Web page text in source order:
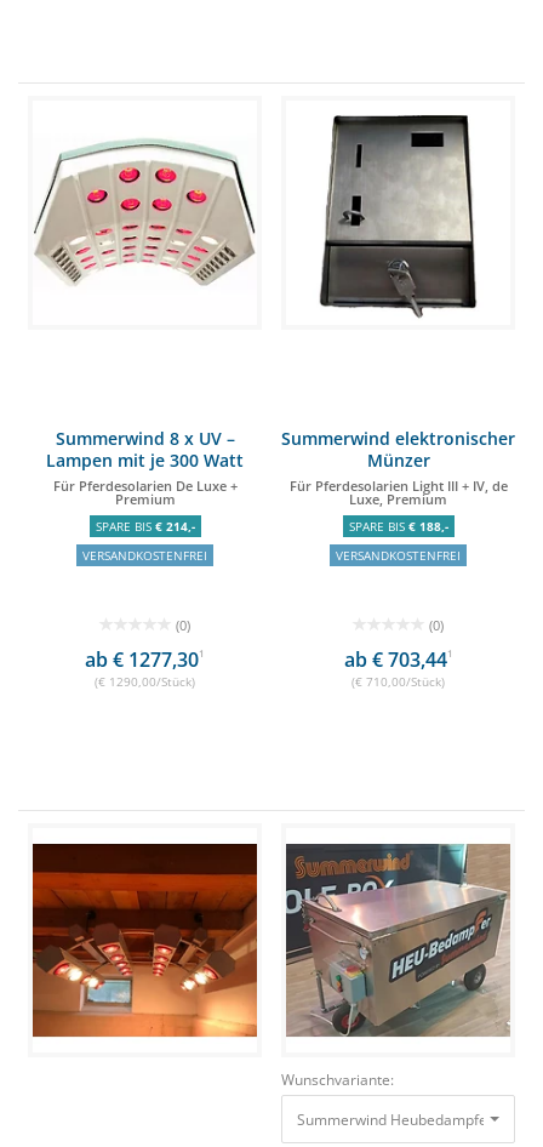
Summerwind 8 x UV –
Lampen mit je 300 Watt
Für Pferdesolarien De Luxe +
Premium
SPARE BIS € 214,-
VERSANDKOSTENFREI
(0)
ab € 1277,301
(€ 1290,00/Stück)
Summerwind elektronischer
Münzer
Für Pferdesolarien Light III + IV, de
Luxe, Premium
SPARE BIS € 188,-
VERSANDKOSTENFREI
(0)
ab € 703,441
(€ 710,00/Stück)
Wunschvariante:
Summerwind Heubedampfer S 373